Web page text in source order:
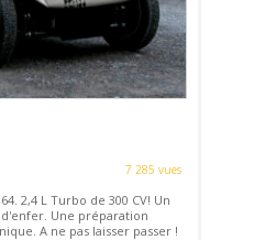
7 285 vues
2,4 L Turbo de 300 CV! Un
Une préparation
A ne pas laisser passer !